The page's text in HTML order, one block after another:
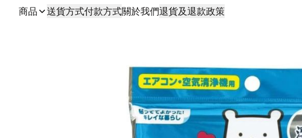
商品 送貨方式付款方式關於我們退貨及退款政策